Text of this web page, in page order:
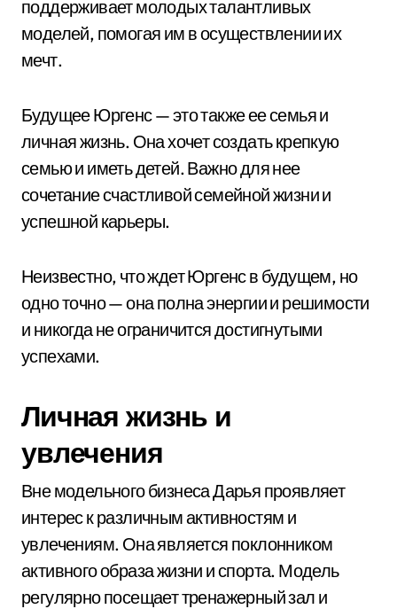
поддерживает молодых талантливых
моделей, помогая им в осуществлении их
мечт.
Будущее Юргенс — это также ее семья и
личная жизнь. Она хочет создать крепкую
семью и иметь детей. Важно для нее
сочетание счастливой семейной жизни и
успешной карьеры.
Неизвестно, что ждет Юргенс в будущем, но
одно точно — она полна энергии и решимости
и никогда не ограничится достигнутыми
успехами.
Личная жизнь и
увлечения
Вне модельного бизнеса Дарья проявляет
интерес к различным активностям и
увлечениям. Она является поклонником
активного образа жизни и спорта. Модель
регулярно посещает тренажерный зал и